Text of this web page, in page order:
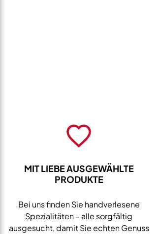
MIT LIEBE AUSGEWÄHLTE
PRODUKTE
Bei uns finden Sie handverlesene
Spezialitäten – alle sorgfältig
ausgesucht, damit Sie echten Genuss